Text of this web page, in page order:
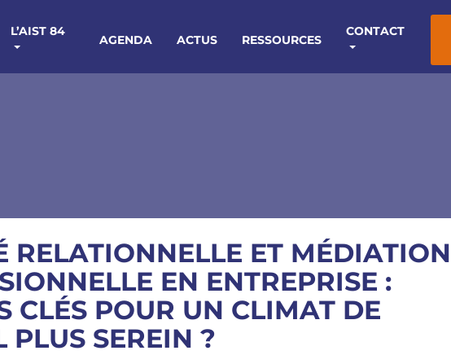
L’AIST 84
AGENDA ACTUS RESSOURCES
CONTACT
RELATIONNELLE ET MÉDIATION
EN ENTREPRISE :
CLÉS POUR UN CLIMAT DE
PLUS SEREIN ?